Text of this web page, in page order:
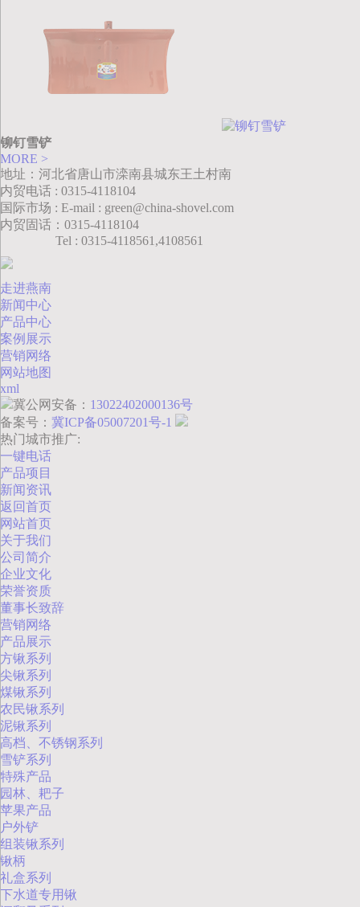
铆钉雪铲
MORE >
地址：河北省唐山市滦南县城东王土村南
内贸电话 : 0315-4118104
国际市场 : E-mail : green@china-shovel.com
内贸固话：0315-4118104
Tel : 0315-4118561,4108561
走进燕南
新闻中心
产品中心
案例展示
营销网络
网站地图
xml
冀公网安备： 13022402000136号
备案号： 冀ICP备05007201号-1
热门城市推广:
一键电话
产品项目
新闻资讯
返回首页
网站首页
关于我们
公司简介
企业文化
荣誉资质
董事长致辞
营销网络
产品展示
方锹系列
尖锹系列
煤锹系列
农民锹系列
泥锹系列
高档、不锈钢系列
雪铲系列
特殊产品
园林、耙子
苹果产品
户外铲
组装锹系列
锹柄
礼盒系列
下水道专用锹